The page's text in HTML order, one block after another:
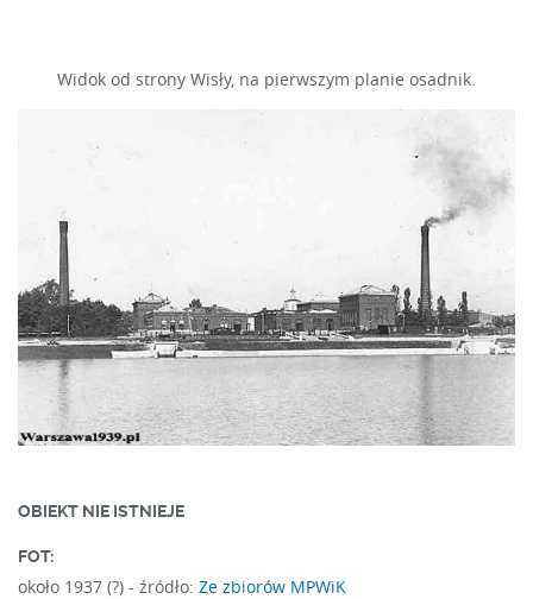
Widok od strony Wisły, na pierwszym planie osadnik.
OBIEKT NIE ISTNIEJE
FOT:
około 1937 (?) - źródło: Ze zbiorów MPWiK